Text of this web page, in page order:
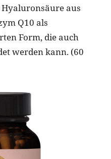
aus
Q10 als
Form, die auch
werden kann. (60